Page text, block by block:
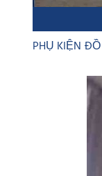
PHỤ KIỆN